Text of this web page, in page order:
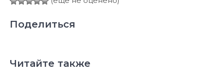
Поделиться
Читайте также